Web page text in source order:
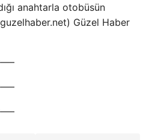
anahtarla otobüsün
Güzel Haber